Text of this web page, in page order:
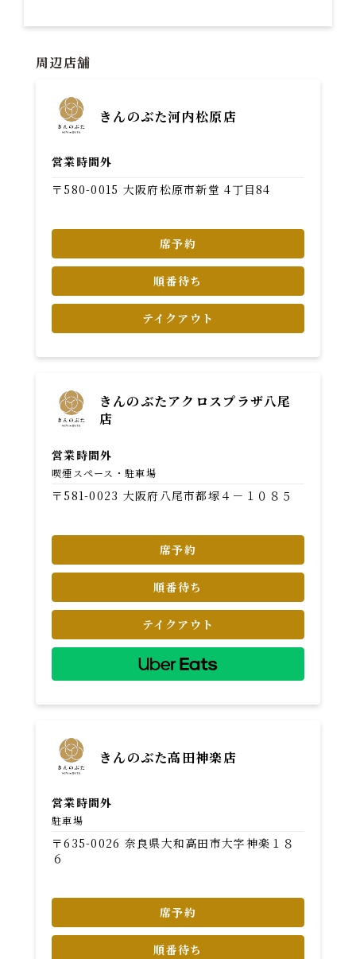
周辺店舗
きんのぶた河内松原店
営業時間外
〒580-0015 大阪府松原市新堂 4丁目84
席予約
順番待ち
テイクアウト
きんのぶたアクロスプラザ八尾
店
営業時間外
喫煙スペース 駐車場
〒581-0023 大阪府八尾市都塚４－１０８５
席予約
順番待ち
テイクアウト
きんのぶた高田神楽店
営業時間外
駐車場
〒635-0026 奈良県大和高田市大字神楽１８
６
席予約
順番待ち